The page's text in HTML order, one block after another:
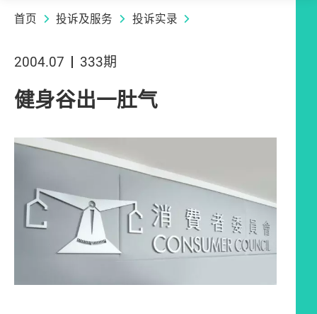
首页 投诉及服务 投诉实录
2004.07 333期
健身谷出一肚气